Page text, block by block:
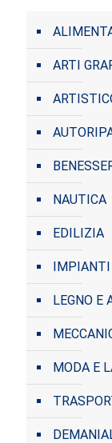
ARTI
NAUTICA
EDILIZIA
IMPIANTI
LEGNO E
MODA E